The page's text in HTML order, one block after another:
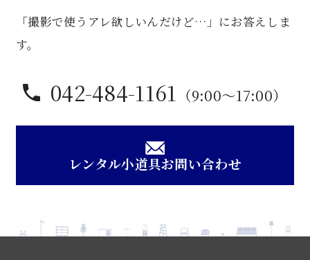
「撮影で使うアレ欲しいんだけど…」にお答えしま
す。
042-484-1161 （9:00〜17:00）
レンタル小道具お問い合わせ